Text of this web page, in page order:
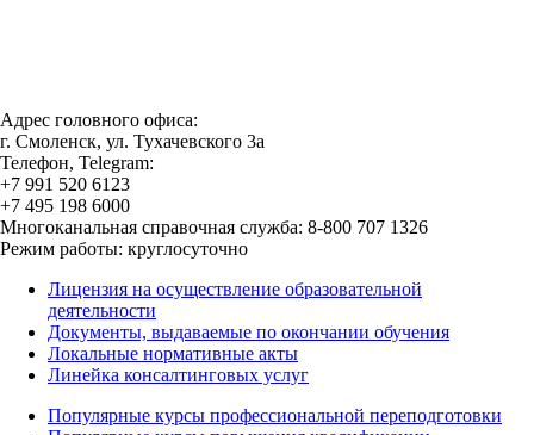
Адрес головного офиса:
г. Смоленск, ул. Тухачевского 3а
Телефон, Telegram:
+7 991 520 6123
+7 495 198 6000
Многоканальная справочная служба: 8-800 707 1326
Режим работы: круглосуточно
Лицензия на осуществление образовательной
деятельности
Документы, выдаваемые по окончании обучения
Локальные нормативные акты
Линейка консалтинговых услуг
Популярные курсы профессиональной переподготовки